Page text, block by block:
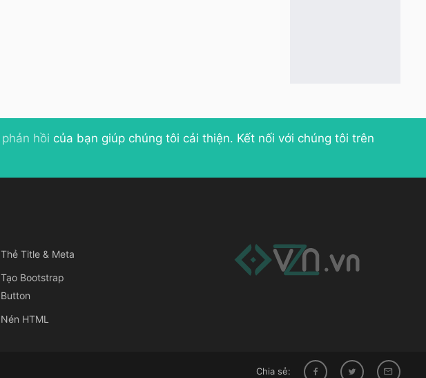
phản hồi của bạn giúp chúng tôi cải thiện. Kết nối với chúng tôi trên
Thẻ Title & Meta
Tạo Bootstrap
Button
Nén HTML
Chia sẻ: